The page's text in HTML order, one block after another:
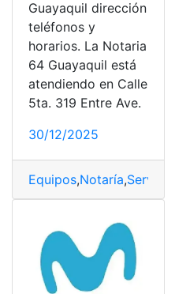
Guayaquil dirección
teléfonos y
horarios. La Notaria
64 Guayaquil está
atendiendo en Calle
5ta. 319 Entre Ave.
30/12/2025
Equipos,Notaría,Servicios